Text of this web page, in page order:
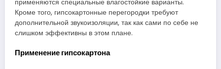
применяются специальные влагостойкие варианты.
Кроме того, гипсокартонные перегородки требуют
дополнительной звукоизоляции, так как сами по себе не
слишком эффективны в этом плане.
Применение гипсокартона